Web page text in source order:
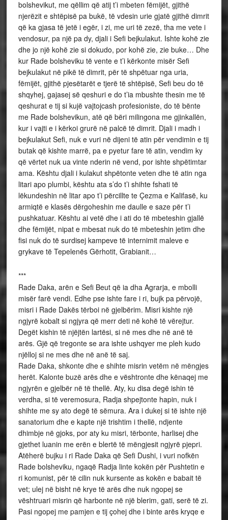
bolshevikut, me qëllim që atij t’i mbeten fëmijët, gjithë
njerëzit e shtëpisë pa bukë, të vdesin urie gjatë gjithë dimrit
që ka gjasa të jetë i egër, i zi, me uri të zezë, tha me vete i
vendosur, pa një pa dy, djali i Sefi bejkulakut. Ishte kohë zie
dhe jo një kohë zie si dokudo, por kohë zie, zie buke… Dhe
kur Rade bolsheviku të vente e t’i kërkonte misër Sefi
bejkulakut në pikë të dimrit, për të shpëtuar nga uria,
fëmijët, gjithë pjesëtarët e tjerë të shtëpisë, Sefi beu do të
shqyhej, gajasej së qeshuri e do t’ia mbushte thesin me të
qeshurat e tij si kujë vajtojcash profesioniste, do të bënte
me Rade bolshevikun, atë që bëri milingona me gjinkallën,
kur i vajti e i kërkoi grurë në palcë të dimrit. Djali i madh i
bejkulakut Sefi, nuk e vuri në dijeni të atin për vendimin e tij
butak që kishte marrë, pa e pyetur fare të atin, vendim ky
që vërtet nuk ua vinte nderin në vend, por ishte shpëtimtar
ama. Kështu djali i kulakut shpëtonte veten dhe të atin nga
litari apo plumbi, kështu ata s’do t’i shihte fshati të
lëkundeshin në litar apo t’i përcillte te Çezma e Kalifasë, ku
armiqtë e klasës dërgoheshin me daulle e saze për t’i
pushkatuar. Kështu ai vetë dhe i ati do të mbeteshin gjallë
dhe fëmijët, nipat e mbesat nuk do të mbeteshin jetim dhe
fisi nuk do të surdisej kampeve të internimit maleve e
grykave të Tepelenës Gërhotit, Grabianit…
***
Rade Daka, arën e Sefi Beut që ia dha Agrarja, e mbolli
misër farë vendi. Edhe pse ishte fare i ri, bujk pa përvojë,
misri i Rade Dakës tërboi në gjelbërim. Misri kishte një
ngjyrë kobalt si ngjyra që merr deti në kohë të vërejtur.
Degët kishin të njëjtën lartësi, si në mes dhe në anë të
arës. Gjë që tregonte se ara ishte ushqyer me pleh kudo
njëlloj si ne mes dhe në anë të saj.
Rade Daka, shkonte dhe e shihte misrin vetëm në mëngjes
herët. Kalonte buzë arës dhe e vështronte dhe kënaqej me
ngjyrën e gjelbër në të thellë. Aty, ku disa degë ishin të
verdha, si të veremosura, Radja shpejtonte hapin, nuk i
shihte me sy ato degë të sëmura. Ara i dukej si të ishte një
sanatorium dhe e kapte një trishtim i thellë, ndjente
dhimbje në gjoks, por aty ku misri, tërbonte, harlisej dhe
gjethet luanin me erën e blertë të mëngjesit ngjyrë pjepri.
Atëherë bujku i ri Rade Daka që Sefi Dushi, i vuri nofkën
Rade bolsheviku, ngaqë Radja linte kokën për Pushtetin e
ri komunist, për të cilin nuk kursente as kokën e babait të
vet; ulej në bisht në krye të arës dhe nuk ngopej se
vështruari misrin që harbonte në një blerim, gati, serë të zi.
Pasi ngopej me pamjen e tij çohej dhe i binte arës kryqe e